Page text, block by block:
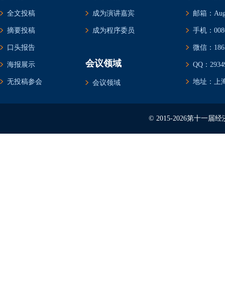
全文投稿
摘要投稿
口头报告
海报展示
无投稿参会
成为演讲嘉宾
成为程序委员
会议领域
会议领域
邮箱：
手机：
微信：
QQ：
地址：上
© 2015-2026第十一届